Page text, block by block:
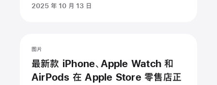
2025 年 10 月 13 日
图片
最新款 iPhone、Apple Watch 和
AirPods 在 Apple Store 零售店正